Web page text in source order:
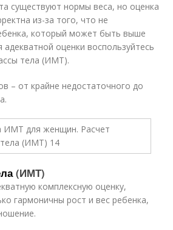
существуют нормы веса, но оценка
из-за того, что не
который может быть выше
оценки воспользуйтесь
тела (ИМТ).
– от крайне недостаточного до
(ИМТ)
комплексную оценку,
гармоничны рост и вес ребенка,